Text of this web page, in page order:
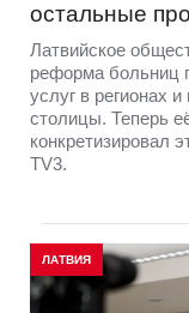
остальные
Латвийское
реформа больниц
услуг в регионах
столицы. Теперь
конкретизировал
TV3.
ЛАТВИЯ